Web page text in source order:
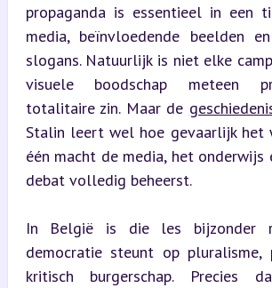
propaganda is essentieel in een
media, beïnvloedende beelden
slogans. Natuurlijk is niet elke
visuele boodschap meteen
totalitaire zin. Maar de
Stalin leert wel hoe gevaarlijk het
één macht de media, het onderwijs
debat volledig beheerst.
In België is die les bijzonder
democratie steunt op pluralisme,
kritisch burgerschap. Precies